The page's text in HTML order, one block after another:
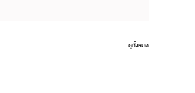
ดูทั้งหมด